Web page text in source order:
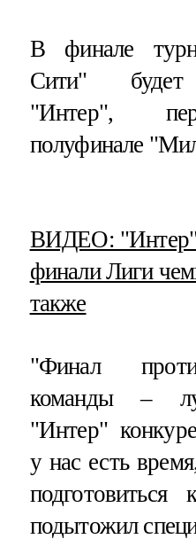
В финале
Сити" будет
"Интер",
полуфинале
​ВИДЕО: "Интер"
финали Лиги
также
"Финал
команды –
"Интер"
у нас есть
подытожил